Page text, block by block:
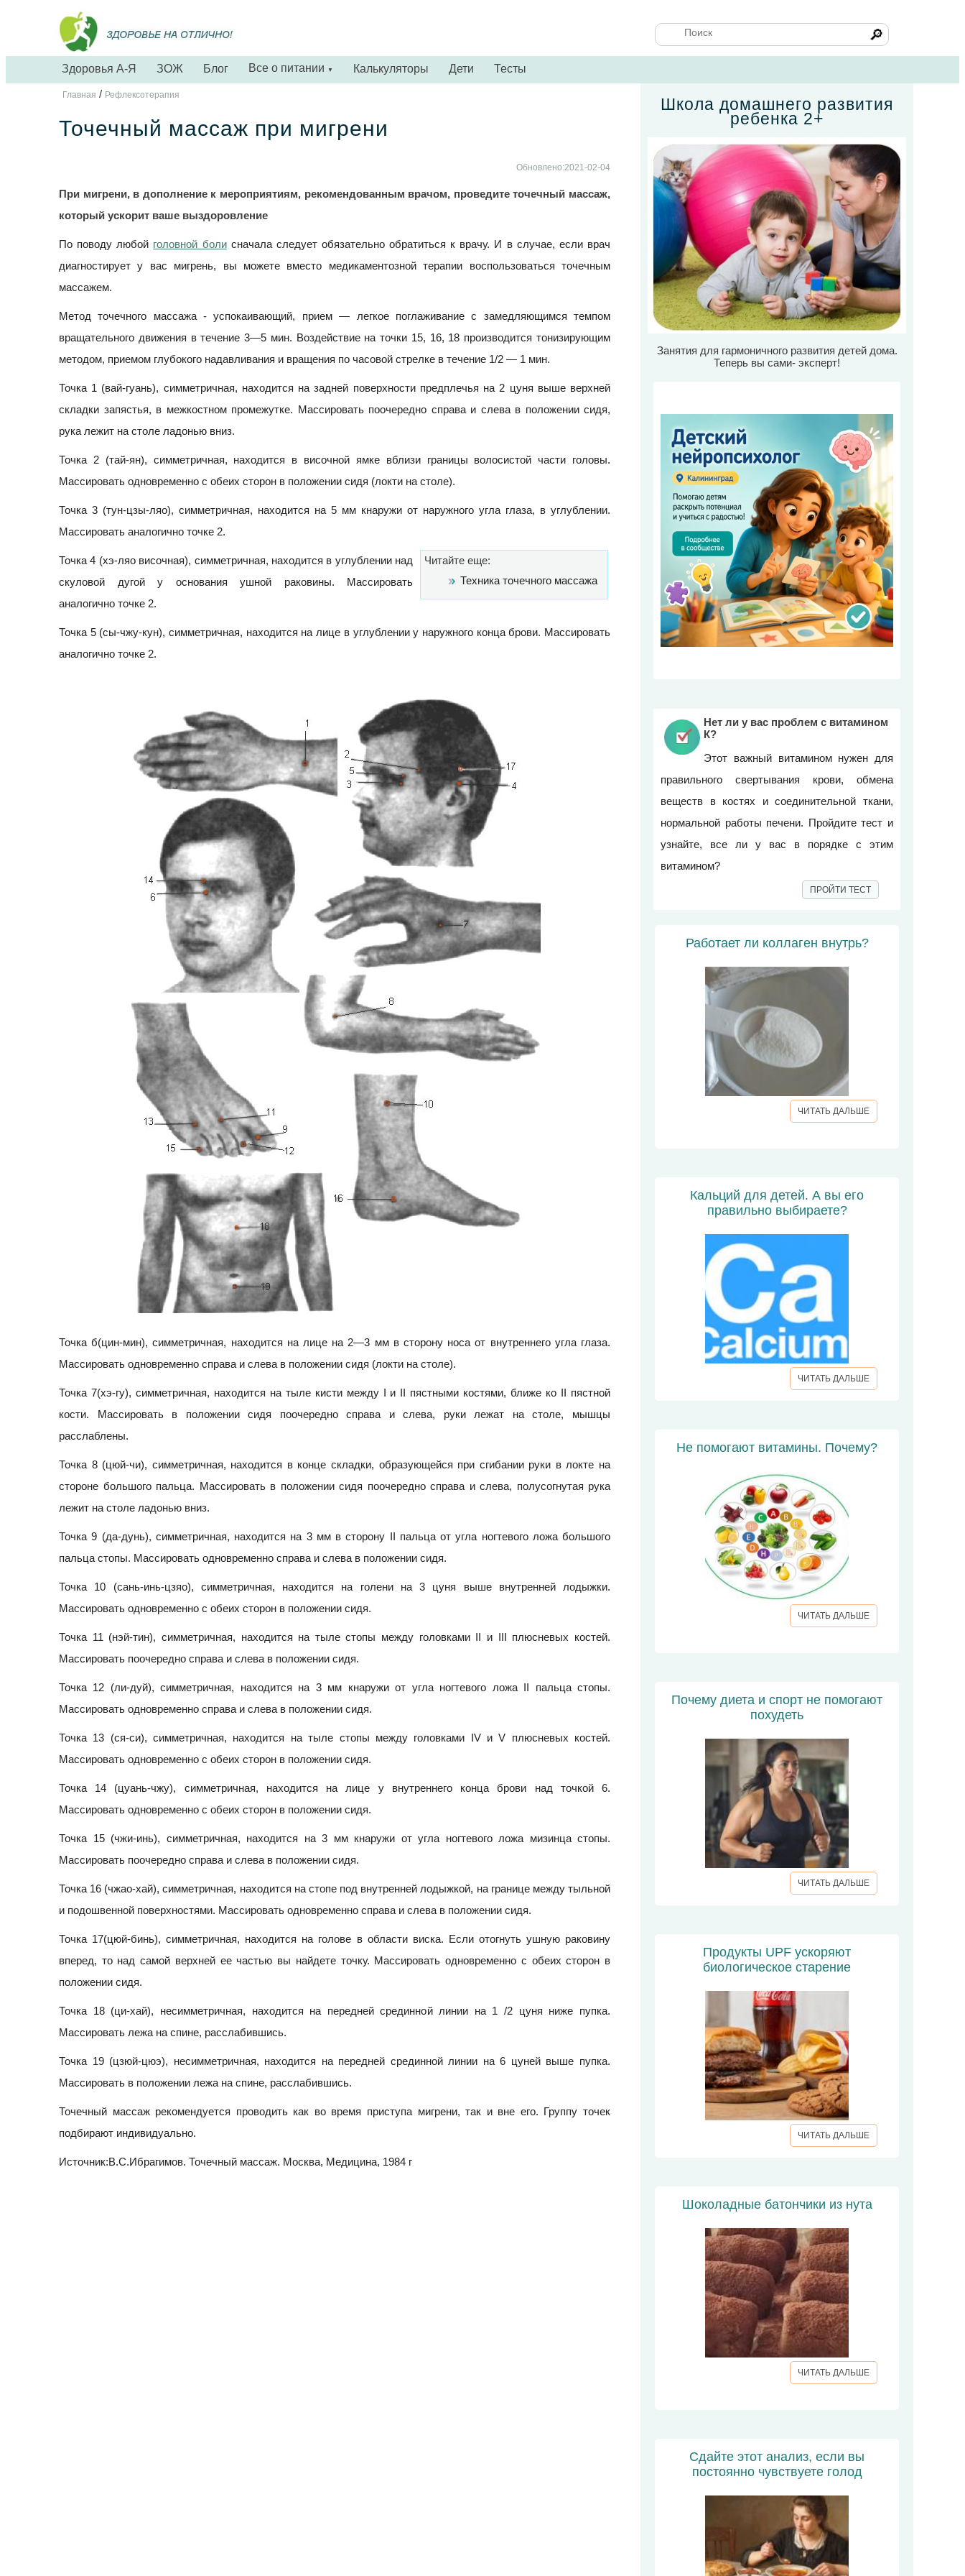
🔎
Здоровья А-Я ЗОЖ Блог Все о питании ▼ Калькуляторы Дети Тесты
Главная / Рефлексотерапия
Точечный массаж при мигрени
Обновлено:2021-02-04
При мигрени, в дополнение к мероприятиям, рекомендованным врачом, проведите точечный массаж,
который ускорит ваше выздоровление
По поводу любой головной болисначала следует обязательно обратиться к врачу. И в случае, если врач
диагностирует у вас мигрень, вы можете вместо медикаментозной терапии воспользоваться точечным
массажем.
Метод точечного массажа - успокаивающий, прием — легкое поглаживание с замедляющимся темпом
вращательного движения в течение 3—5 мин. Воздействие на точки 15, 16, 18 производится тонизирующим
методом, приемом глубокого надавливания и вращения по часовой стрелке в течение 1/2 — 1 мин.
Точка 1 (вай-гуань), симметричная, находится на задней поверхности предплечья на 2 цуня выше верхней
складки запястья, в межкостном промежутке. Массировать поочередно справа и слева в положении сидя,
рука лежит на столе ладонью вниз.
Точка 2 (тай-ян), симметричная, находится в височной ямке вблизи границы волосистой части головы.
Массировать одновременно с обеих сторон в положении сидя (локти на столе).
Точка 3 (тун-цзы-ляо), симметричная, находится на 5 мм кнаружи от наружного угла глаза, в углублении.
Массировать аналогично точке 2.
Читайте еще:
Техника точечного массажа
Точка 4 (хэ-ляо височная), симметричная, находится в углублении над
скуловой дугой у основания ушной раковины. Массировать
аналогично точке 2.
Точка 5 (сы-чжу-кун), симметричная, находится на лице в углублении у наружного конца брови. Массировать
аналогично точке 2.
Точка б(цин-мин), симметричная, находится на лице на 2—3 мм в сторону носа от внутреннего угла глаза.
Массировать одновременно справа и слева в положении сидя (локти на столе).
Точка 7(хэ-гу), симметричная, находится на тыле кисти между I и II пястными костями, ближе ко II пястной
кости. Массировать в положении сидя поочередно справа и слева, руки лежат на столе, мышцы
расслаблены.
Точка 8 (цюй-чи), симметричная, находится в конце складки, образующейся при сгибании руки в локте на
стороне большого пальца. Массировать в положении сидя поочередно справа и слева, полусогнутая рука
лежит на столе ладонью вниз.
Точка 9 (да-дунь), симметричная, находится на 3 мм в сторону II пальца от угла ногтевого ложа большого
пальца стопы. Массировать одновременно справа и слева в положении сидя.
Точка 10 (сань-инь-цзяо), симметричная, находится на голени на 3 цуня выше внутренней лодыжки.
Массировать одновременно с обеих сторон в положении сидя.
Точка 11 (нэй-тин), симметричная, находится на тыле стопы между головками II и III плюсневых костей.
Массировать поочередно справа и слева в положении сидя.
Точка 12 (ли-дуй), симметричная, находится на 3 мм кнаружи от угла ногтевого ложа II пальца стопы.
Массировать одновременно справа и слева в положении сидя.
Точка 13 (ся-си), симметричная, находится на тыле стопы между головками IV и V плюсневых костей.
Массировать одновременно с обеих сторон в положении сидя.
Точка 14 (цуань-чжу), симметричная, находится на лице у внутреннего конца брови над точкой 6.
Массировать одновременно с обеих сторон в положении сидя.
Точка 15 (чжи-инь), симметричная, находится на 3 мм кнаружи от угла ногтевого ложа мизинца стопы.
Массировать поочередно справа и слева в положении сидя.
Точка 16 (чжао-хай), симметричная, находится на стопе под внутренней лодыжкой, на границе между тыльной
и подошвенной поверхностями. Массировать одновременно справа и слева в положении сидя.
Точка 17(цюй-бинь), симметричная, находится на голове в области виска. Если отогнуть ушную раковину
вперед, то над самой верхней ее частью вы найдете точку. Массировать одновременно с обеих сторон в
положении сидя.
Точка 18 (ци-хай), несимметричная, находится на передней срединной линии на 1 /2 цуня ниже пупка.
Массировать лежа на спине, расслабившись.
Точка 19 (цзюй-цюэ), несимметричная, находится на передней срединной линии на 6 цуней выше пупка.
Массировать в положении лежа на спине, расслабившись.
Точечный массаж рекомендуется проводить как во время приступа мигрени, так и вне его. Группу точек
подбирают индивидуально.
Источник:В.С.Ибрагимов. Точечный массаж. Москва, Медицина, 1984 г
Школа домашнего развития
ребенка 2+
Занятия для гармоничного развития детей дома.
Теперь вы сами- эксперт!
Нет ли у вас проблем с витамином
К?
Этот важный витамином нужен для
правильного свертывания крови, обмена
веществ в костях и соединительной ткани,
нормальной работы печени. Пройдите тест и
узнайте, все ли у вас в порядке с этим
витамином?
ПРОЙТИ ТЕСТ
Работает ли коллаген внутрь?
ЧИТАТЬ ДАЛЬШЕ
Кальций для детей. А вы его
правильно выбираете?
ЧИТАТЬ ДАЛЬШЕ
Не помогают витамины. Почему?
ЧИТАТЬ ДАЛЬШЕ
Почему диета и спорт не помогают
похудеть
ЧИТАТЬ ДАЛЬШЕ
Продукты UPF ускоряют
биологическое старение
ЧИТАТЬ ДАЛЬШЕ
Шоколадные батончики из нута
ЧИТАТЬ ДАЛЬШЕ
Сдайте этот анализ, если вы
постоянно чувствуете голод